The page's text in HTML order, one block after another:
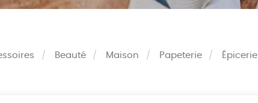
Beauté Maison Papeterie Épicerie